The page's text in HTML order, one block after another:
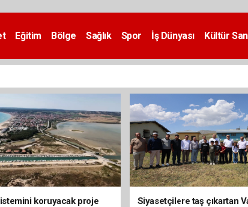
Eğitim Bölge Sağlık Spor İş Dünyası Kültür
koruyacak proje Siyasetçilere taş çıkartan